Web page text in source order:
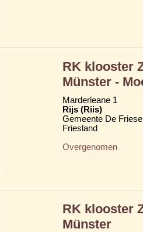
RK klooster
Münster -
Marderleane 1
Rijs (Riis)
Gemeente De
Friesland
Overgenomen
RK klooster
Münster